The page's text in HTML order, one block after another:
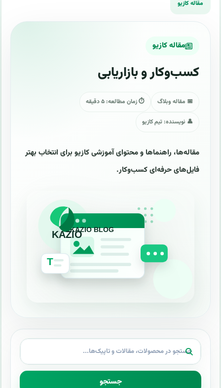
مقاله کازیو
کسب‌وکار و بازاریابی
📅 مقاله وبلاگ ⏱ زمان مطالعه: ۵ دقیقه
👤 نویسنده: تیم کازیو
مقاله‌ها، راهنماها و محتوای آموزشی کازیو برای انتخاب بهتر
فایل‌های حرفه‌ای کسب‌وکار.
جستجو